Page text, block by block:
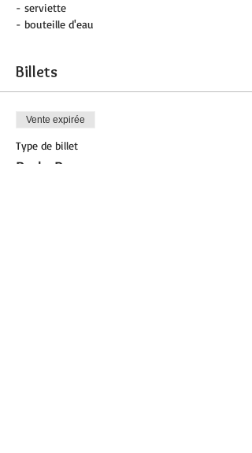
- serviette
- bouteille d'eau
Billets
Vente expirée
Type de billet
Body Power